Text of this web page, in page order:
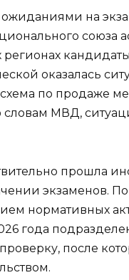
на
регионах
оказалась
по продаже
словам МВД,
прошла
экзаменов.
нормативных
года
после